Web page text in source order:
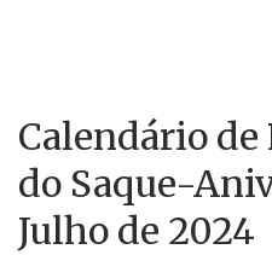
Calendário de
do Saque-
Julho de 2024